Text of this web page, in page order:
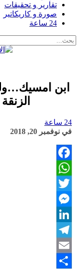
تقارير و تحقيقات
صورة و كاريكاتير
24 ساعة
ابن
الزنقة 52 وهاشنو وقع ليه
24 ساعة
في نوفمبر 20, 2018
Facebook
WhatsApp
Twitter
Messenger
LinkedIn
Telegram
Email